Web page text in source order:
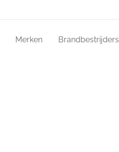
Merken Brandbestrijders